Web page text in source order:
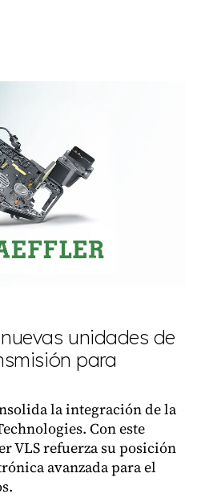
unidades de
para
la integración de la
Con este
VLS refuerza su posición
avanzada para el